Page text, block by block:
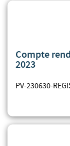
Compte
2023
PV-230630-